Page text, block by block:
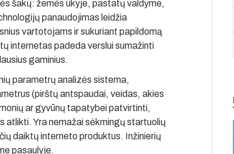
šakų: žemės ūkyje, pastatų valdyme,
panaudojimas leidžia
vartotojams ir sukuriant papildomą
internetas padeda verslui sumažinti
gaminius.
parametrų analizės sistema,
(pirštų antspaudai, veidas, akies
ar gyvūnų tapatybei patvirtinti,
atlikti. Yra nemažai sėkmingų startuolių
daiktų interneto produktus. Inžinierių
pasaulyje.